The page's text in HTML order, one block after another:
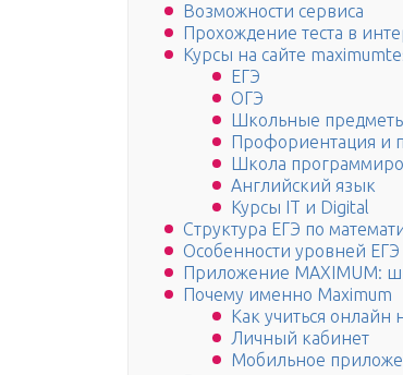
Возможности сервиса
Прохождение теста в
Курсы на сайте
ЕГЭ
ОГЭ
Школьные
Профориентация и
Школа
Английский язык
Курсы IT и Digital
Структура ЕГЭ по
Особенности уровней
Приложение MAXIMUM:
Почему именно Maximum
Как учиться онлайн
Личный кабинет
Мобильное